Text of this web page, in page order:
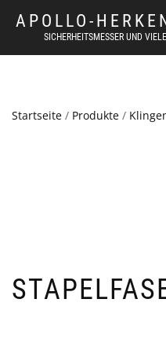
APOLLO-
SICHERHEITSMESSER UND
Startseite / Produkte /